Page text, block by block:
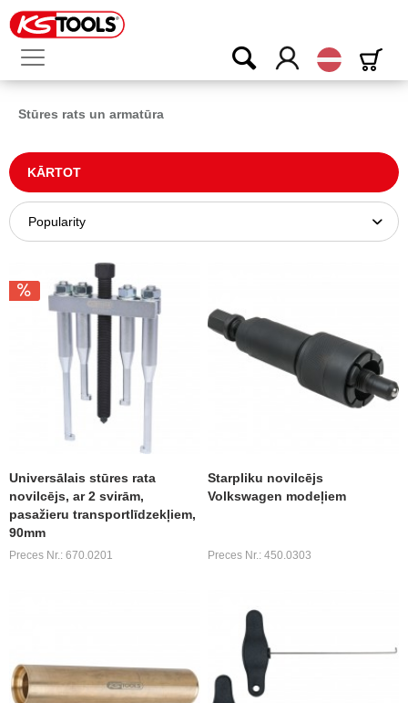
Latvijas
Stūres rats un armatūra
KĀRTOT
Universālais stūres rata
novilcējs, ar 2 svirām,
pasažieru transportlīdzekļiem,
90mm
Preces Nr.: 670.0201
Starpliku novilcējs
Volkswagen modeļiem
Preces Nr.: 450.0303